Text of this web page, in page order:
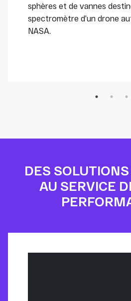
sphères et de vannes
spectromètre d’un drone
NASA.
DES
AU SERVICE